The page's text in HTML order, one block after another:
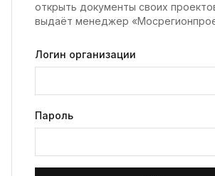
открыть документы своих
выдаёт менеджер
Логин организации
Пароль